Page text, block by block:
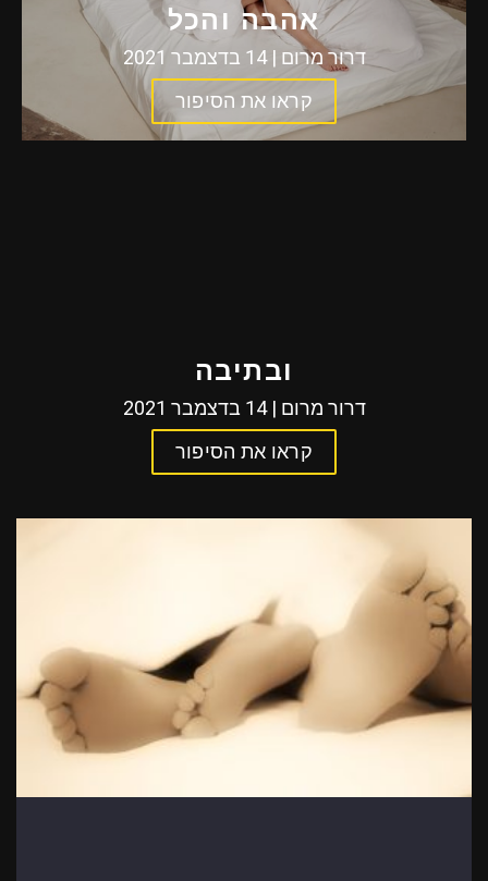
אהבה והכל
דרור מרום | 14 בדצמבר 2021
קראו את הסיפור
ובתיבה
דרור מרום | 14 בדצמבר 2021
קראו את הסיפור